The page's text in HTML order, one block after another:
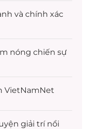
và chính xác
nóng chiến sự
VietNamNet
giải trínổi